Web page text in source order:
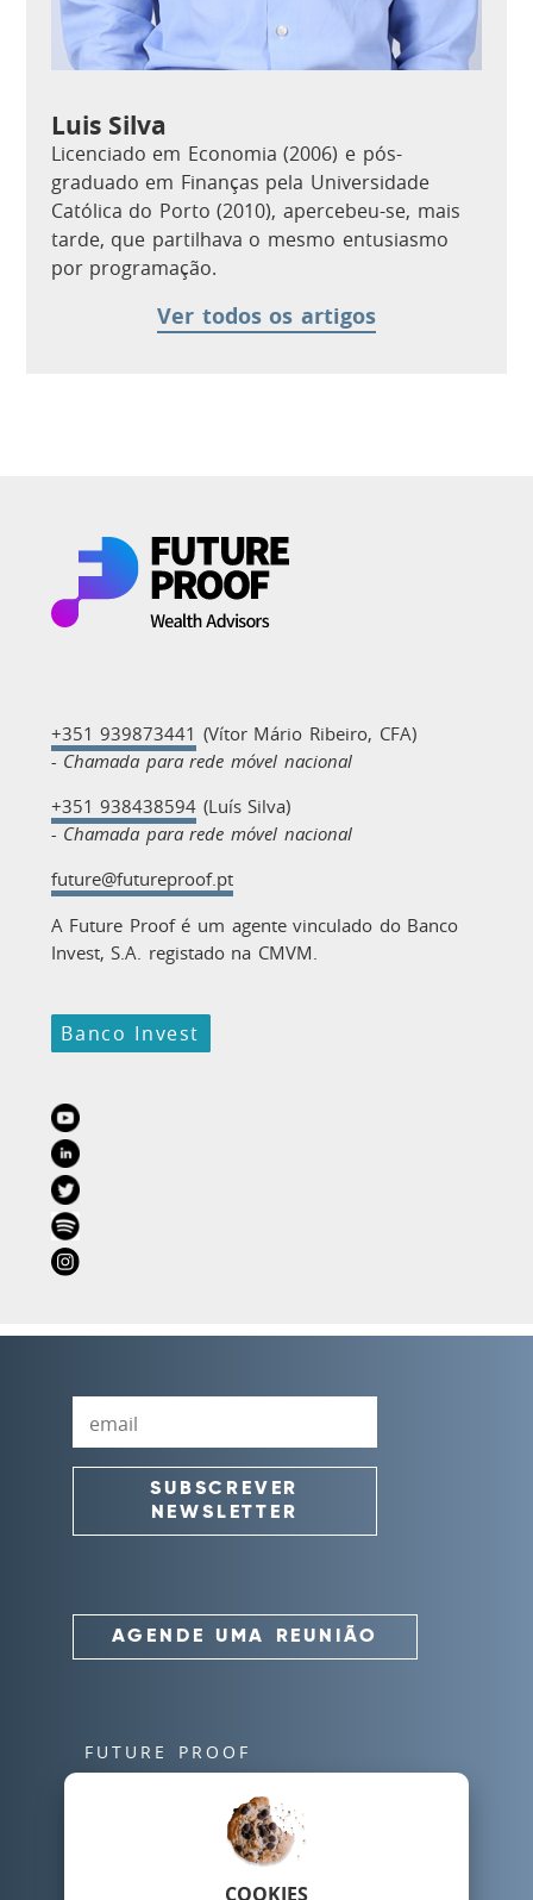
Luis Silva
Licenciado em Economia (2006) e pós-
graduado em Finanças pela Universidade
Católica do Porto (2010), apercebeu-se, mais
tarde, que partilhava o mesmo entusiasmo
por programação.
Ver todos os artigos
+351 939873441 (Vítor Mário Ribeiro, CFA)
- Chamada para rede móvel nacional
+351 938438594 (Luís Silva)
- Chamada para rede móvel nacional
future@futureproof.pt
A Future Proof é um agente vinculado do Banco
Invest, S.A. registado na CMVM.
Banco Invest
Youtube
LinkedIn
Twitter
Spotify
Instagram
FUTURE PROOF
FUTURE ANALYZER
SUBSCREVER
NEWSLETTER
Email
AGENDE UMA REUNIÃO
COOKIES